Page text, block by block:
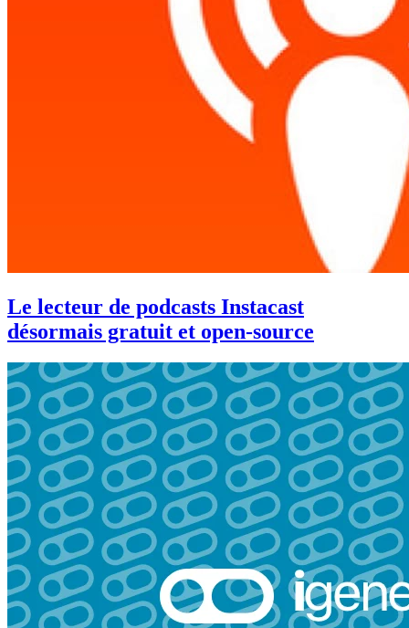
Le lecteur de podcasts Instacast
désormais gratuit et open-source